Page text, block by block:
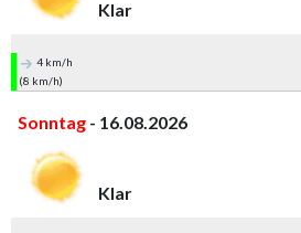
Klar
4 km/h
(8 km/h)
Sonntag- 16.08.2026
Klar